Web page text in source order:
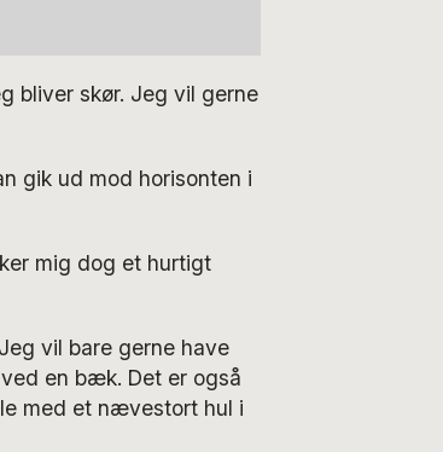
bliver skør. Jeg vil gerne
gik ud mod horisonten i
mig dog et hurtigt
vil bare gerne have
en bæk. Det er også
med et nævestort hul i